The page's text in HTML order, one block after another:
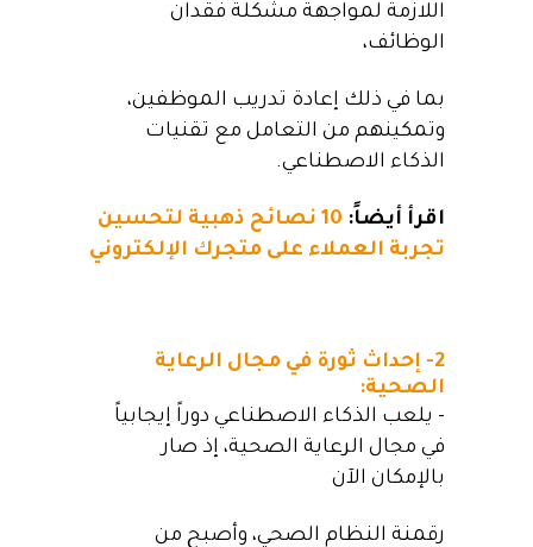
اللازمة لمواجهة مشكلة فقدان
الوظائف،
بما في ذلك إعادة تدريب الموظفين،
وتمكينهم من التعامل مع تقنيات
الذكاء الاصطناعي.
اقرأ أيضاً:
10 نصائح ذهبية لتحسين
تجربة العملاء على متجرك الإلكتروني
2- إحداث ثورة في مجال الرعاية
الصحية:
– يلعب الذكاء الاصطناعي دوراً إيجابياً
في مجال الرعاية الصحية، إذ صار
بالإمكان الآن
رقمنة النظام الصحي، وأصبح من